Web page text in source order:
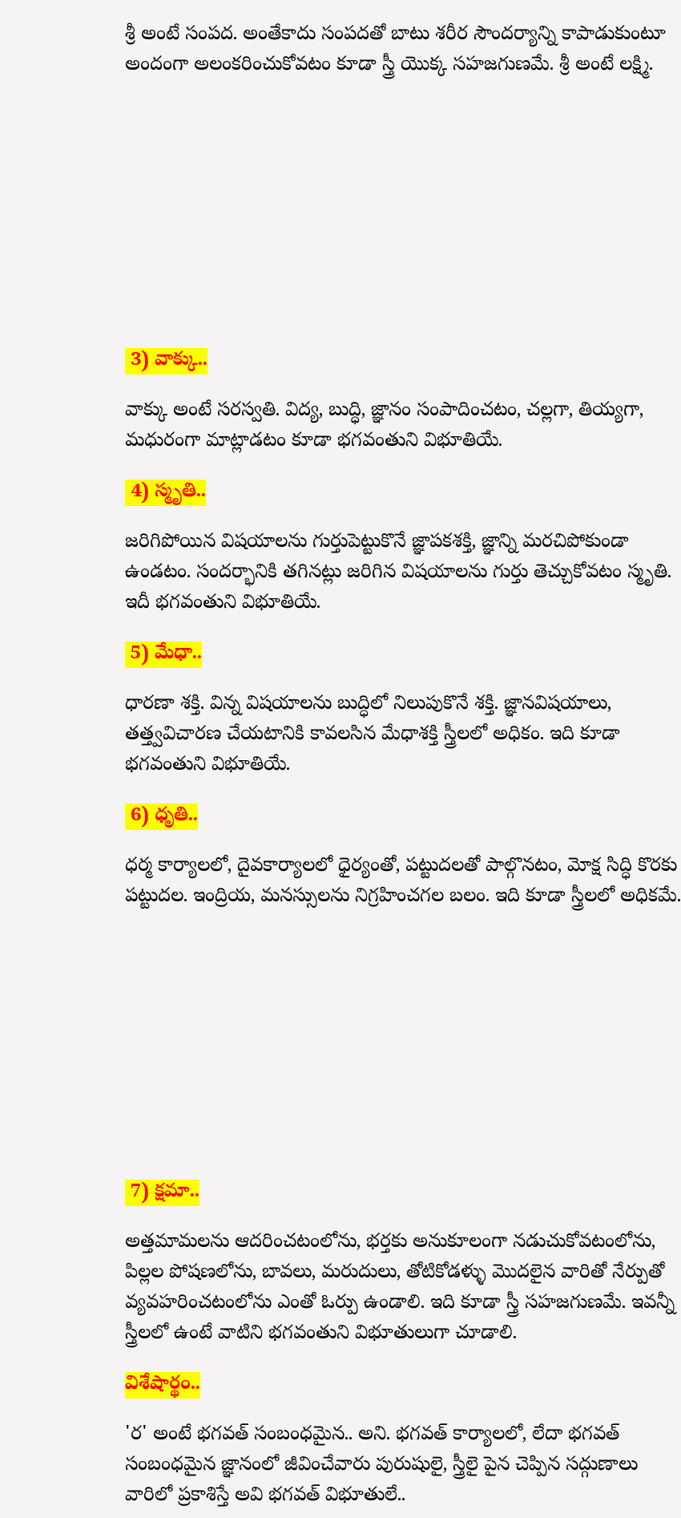
శ్రీ అంటే సంపద. అంతేకాదు సంపదతో బాటు శరీర సౌందర్యాన్ని కాపాడుకుంటూ
అందంగా అలంకరించుకోవటం కూడా స్త్రీ యొక్క సహజగుణమే. శ్రీ అంటే లక్ష్మి.
3) వాక్కు..
వాక్కు అంటే సరస్వతి. విద్య, బుద్ధి, జ్ఞానం సంపాదించటం, చల్లగా, తియ్యగా,
మధురంగా మాట్లాడటం కూడా భగవంతుని విభూతియే.
4) స్మృతి..
జరిగిపోయిన విషయాలను గుర్తుపెట్టుకొనే జ్ఞాపకశక్తి, జ్ఞానాన్ని మరచిపోకుండా
ఉండటం. సందర్భానికి తగినట్లు జరిగిన విషయాలను గుర్తు తెచ్చుకోవటం స్మృతి.
ఇదీ భగవంతుని విభూతియే.
5) మేధా..
ధారణా శక్తి. విన్న విషయాలను బుద్ధిలో నిలుపుకొనే శక్తి. జ్ఞానవిషయాలు,
తత్త్వవిచారణ చేయటానికి కావలసిన మేధాశక్తి స్త్రీలలో అధికం. ఇది కూడా
భగవంతుని విభూతియే.
6) ధృతి..
ధర్మ కార్యాలలో, దైవకార్యాలలో ధైర్యంతో, పట్టుదలతో పాల్గొనటం, మోక్ష సిద్ధి కొరకు
పట్టుదల. ఇంద్రియ, మనస్సులను నిగ్రహించగల బలం. ఇది కూడా స్త్రీలలో అధికమే.
7) క్షమా..
అత్తమామలను ఆదరించటంలోను, భర్తకు అనుకూలంగా నడుచుకోవటంలోను,
పిల్లల పోషణలోను, బావలు, మరుదులు, తోటికోడళ్ళు మొదలైన వారితో నేర్పుతో
వ్యవహరించటంలోను ఎంతో ఓర్పు ఉండాలి. ఇది కూడా స్త్రీ సహజగుణమే. ఇవన్నీ
స్త్రీలలో ఉంటే వాటిని భగవంతుని విభూతులుగా చూడాలి.
విశేషార్థం..
'నార' అంటే భగవత్ సంబంధమైన.. అని. భగవత్ కార్యాలలో, లేదా భగవత్
సంబంధమైన జ్ఞానంలో జీవించేవారు పురుషులైనా, స్త్రీలైనా పైన చెప్పిన సద్గుణాలు
వారిలో ప్రకాశిస్తే అవి భగవత్ విభూతులే..